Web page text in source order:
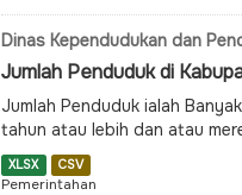
Dinas Kependudukan dan
Jumlah Penduduk di
Jumlah Penduduk ialah
tahun atau lebih dan atau
XLSX CSV
Pemerintahan